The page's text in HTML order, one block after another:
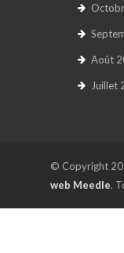
Août
Juillet
© Copyright
web Meedle.